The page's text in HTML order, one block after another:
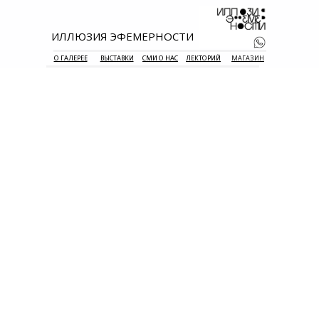
МАГАЗИН
ЛЕКТОРИЙ
СМИ О НАС
ВЫСТАВКИ
О ГАЛЕРЕЕ
ИЛЛЮЗИЯ ЭФЕМЕРНОСТИ